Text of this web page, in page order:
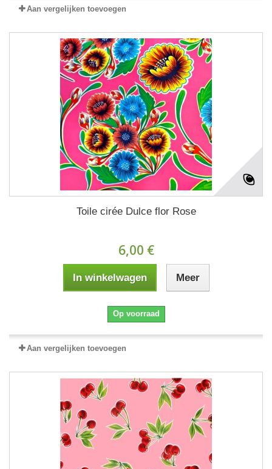
Aan vergelijken toevoegen
Toile cirée Dulce flor Rose
6,00 €
In winkelwagen Meer
Op voorraad
Aan vergelijken toevoegen